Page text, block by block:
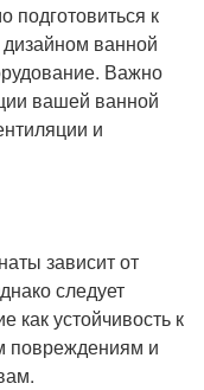
подготовиться к
ванной
Важно
вашей ванной
и
зависит от
следует
как устойчивость к
повреждениям и